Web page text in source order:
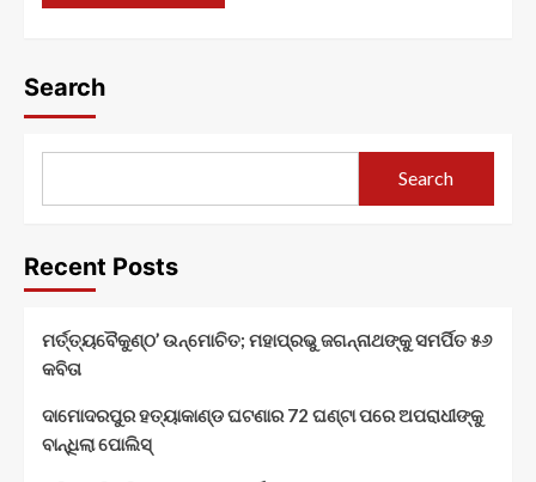
Search
Search
Recent Posts
ମର୍ତ୍ତ୍ୟବୈକୁଣ୍ଠ’ ଉନ୍ମୋଚିତ; ମହାପ୍ରଭୁ ଜଗନ୍ନାଥଙ୍କୁ ସମର୍ପିତ ୫୬
କବିତା
ଦାମୋଦରପୁର ହତ୍ୟାକାଣ୍ଡ ଘଟଣାର 72 ଘଣ୍ଟା ପରେ ଅପରାଧୀଙ୍କୁ
ବାନ୍ଧିଲା ପୋଲିସ୍